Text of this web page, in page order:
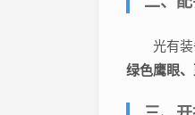
光有
绿色鹰眼